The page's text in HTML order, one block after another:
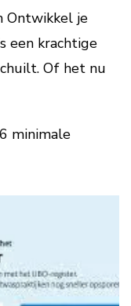
Ontwikkel je
een krachtige
Of het nu
minimale